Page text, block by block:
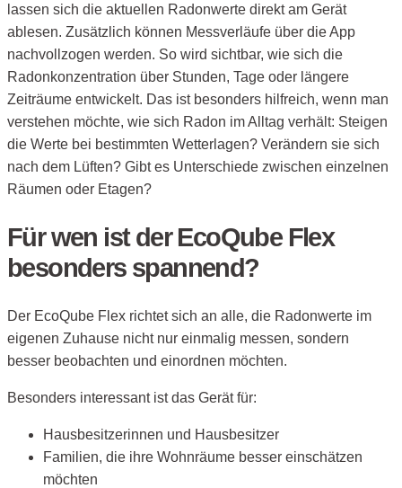
lassen sich die aktuellen Radonwerte direkt am Gerät
ablesen. Zusätzlich können Messverläufe über die App
nachvollzogen werden. So wird sichtbar, wie sich die
Radonkonzentration über Stunden, Tage oder längere
Zeiträume entwickelt. Das ist besonders hilfreich, wenn man
verstehen möchte, wie sich Radon im Alltag verhält: Steigen
die Werte bei bestimmten Wetterlagen? Verändern sie sich
nach dem Lüften? Gibt es Unterschiede zwischen einzelnen
Räumen oder Etagen?
Für wen ist der EcoQube Flex
besonders spannend?
Der EcoQube Flex richtet sich an alle, die Radonwerte im
eigenen Zuhause nicht nur einmalig messen, sondern
besser beobachten und einordnen möchten.
Besonders interessant ist das Gerät für:
Hausbesitzerinnen und Hausbesitzer
Familien, die ihre Wohnräume besser einschätzen
möchten